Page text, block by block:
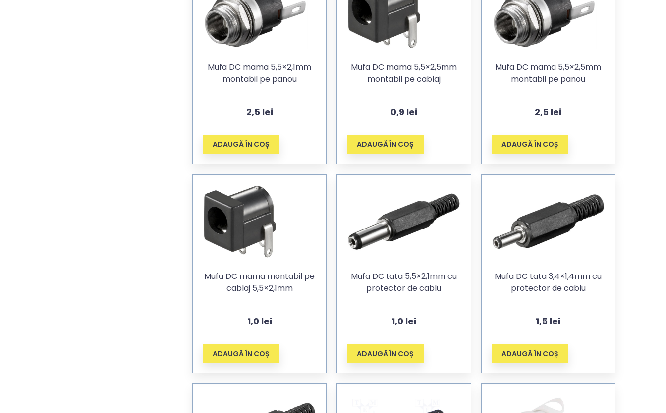
Mufa DC mama 5,5×2,1mm
montabil pe panou
2,5 lei
ADAUGĂ ÎN COȘ
Mufa DC mama 5,5×2,5mm
montabil pe cablaj
0,9 lei
ADAUGĂ ÎN COȘ
Mufa DC mama 5,5×2,5mm
montabil pe panou
2,5 lei
ADAUGĂ ÎN COȘ
Mufa DC mama montabil pe
cablaj 5,5×2,1mm
1,0 lei
ADAUGĂ ÎN COȘ
Mufa DC tata 5,5×2,1mm cu
protector de cablu
1,0 lei
ADAUGĂ ÎN COȘ
Mufa DC tata 3,4×1,4mm cu
protector de cablu
1,5 lei
ADAUGĂ ÎN COȘ